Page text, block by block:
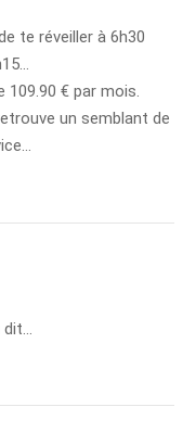
te réveiller à 6h30
€ par mois.
un semblant de